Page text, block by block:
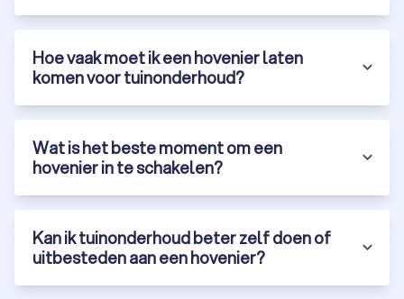
Diversiteit:vind een tuinbedrijf die gespecialiseerd is in
Laat je tuinproject uitvoeren door een ervaren hovenier in
Gemert en geniet van een prachtige, onderhoudsvriendelijke
tuin. Vraag vandaag nog gratis offertes aan via Trustoo en
Hoe vaak moet ik een hovenier laten
komen voor tuinonderhoud?
Wat is het beste moment om een
hovenier in te schakelen?
Kan ik tuinonderhoud beter zelf doen of
uitbesteden aan een hovenier?